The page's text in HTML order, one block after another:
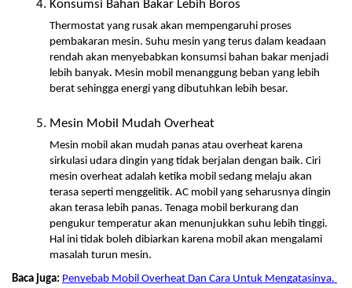
Konsumsi Bahan Bakar Lebih Boros
Thermostat yang rusak akan mempengaruhi proses
pembakaran mesin. Suhu mesin yang terus dalam keadaan
rendah akan menyebabkan konsumsi bahan bakar menjadi
lebih banyak. Mesin mobil menanggung beban yang lebih
berat sehingga energi yang dibutuhkan lebih besar.
Mesin Mobil Mudah Overheat
Mesin mobil akan mudah panas atau overheat karena
sirkulasi udara dingin yang tidak berjalan dengan baik. Ciri
mesin overheat adalah ketika mobil sedang melaju akan
terasa seperti menggelitik. AC mobil yang seharusnya dingin
akan terasa lebih panas. Tenaga mobil berkurang dan
pengukur temperatur akan menunjukkan suhu lebih tinggi.
Hal ini tidak boleh dibiarkan karena mobil akan mengalami
masalah turun mesin.
Baca juga: Penyebab Mobil Overheat Dan Cara Untuk Mengatasinya.